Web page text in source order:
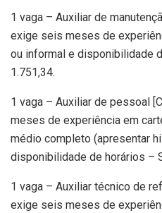
1 vaga – Auxiliar de
exige seis meses de
ou informal e disponibilidade
1.751,34.
1 vaga – Auxiliar de pessoal
meses de experiência em
médio completo (apresentar
disponibilidade de horários –
1 vaga – Auxiliar técnico de
exige seis meses de